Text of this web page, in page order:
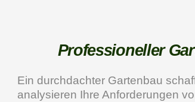
Professioneller
Ein durchdachter Gartenbau
analysieren Ihre Anforderungen